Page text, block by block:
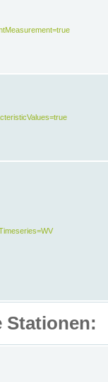
Stationen: